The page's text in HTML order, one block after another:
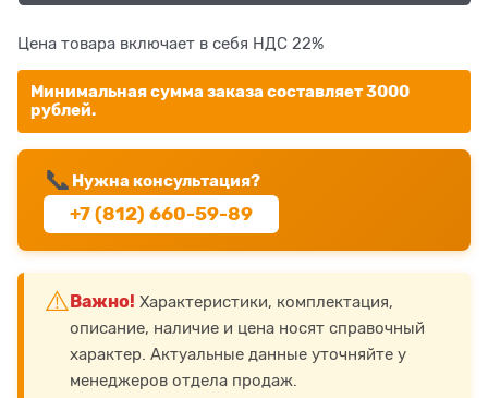
Цена товара включает в себя НДС 22%
Минимальная сумма заказа составляет 3000
рублей.
📞 Нужна консультация?
+7 (812) 660-59-89
⚠️ Важно! Характеристики, комплектация,
описание, наличие и цена носят справочный
характер. Актуальные данные уточняйте у
менеджеров отдела продаж.